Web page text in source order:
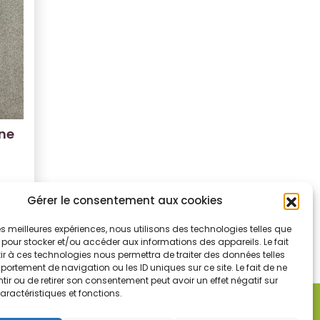
Gérer le consentement aux cookies
meilleures expériences, nous utilisons des technologies telles que
stocker et/ou accéder aux informations des appareils. Le fait
à ces technologies nous permettra de traiter des données telles
de navigation ou les ID uniques sur ce site. Le fait de ne
ou de retirer son consentement peut avoir un effet négatif sur
et fonctions.